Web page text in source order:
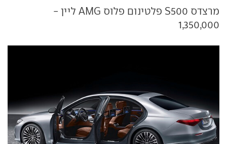
מרצדס S500 פלטינום פלוס AMG ליין -
1,350,000